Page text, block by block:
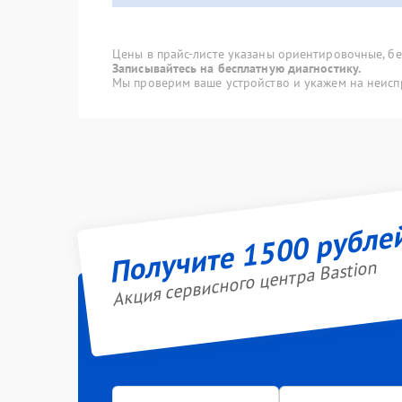
Цены в прайс-листе указаны ориентировочные,
Записывайтесь на бесплатную диагностику.
Мы проверим ваше устройство и укажем на
Получите 1500
Акция сервисного центра Bastion